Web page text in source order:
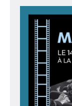
matière
roman
qu'invente-